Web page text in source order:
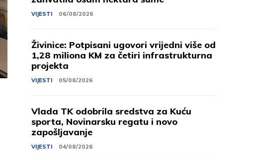
VIJESTI 06/08/2026
Živinice: Potpisani ugovori vrijedni više od
1,28 miliona KM za četiri infrastrukturna
projekta
VIJESTI 05/08/2026
Vlada TK odobrila sredstva za Kuću
sporta, Novinarsku regatu i novo
zapošljavanje
VIJESTI 04/08/2026